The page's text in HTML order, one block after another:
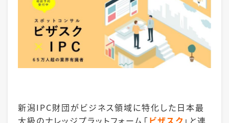
新潟IPC財団がビジネス領域に特化した日本最
大級のナレッジプラットフォーム「ビザスク 」と連